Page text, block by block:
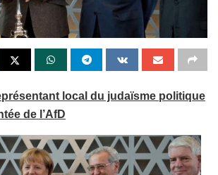
local du judaïsme politique
de l’AfD